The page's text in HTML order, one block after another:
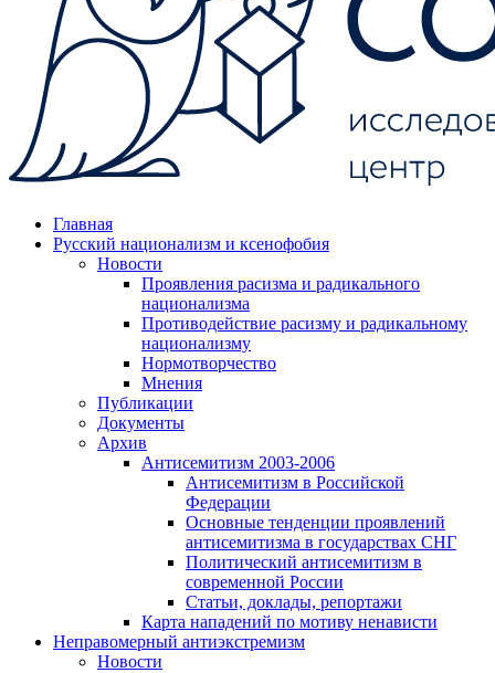
Главная
Русский национализм и ксенофобия
Новости
Проявления расизма и радикального
национализма
Противодействие расизму и радикальному
национализму
Нормотворчество
Мнения
Публикации
Документы
Архив
Антисемитизм 2003-2006
Антисемитизм в Российской
Федерации
Основные тенденции проявлений
антисемитизма в государствах СНГ
Политический антисемитизм в
современной России
Статьи, доклады, репортажи
Карта нападений по мотиву ненависти
Неправомерный антиэкстремизм
Новости